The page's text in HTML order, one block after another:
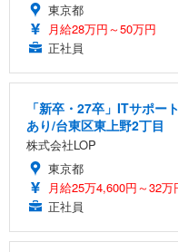
東京都
月給28万円～50万円
正社員
「新卒・27卒」ITサポー
あり/台東区東上野2丁目
株式会社LOP
東京都
月給25万4,600円～32万
正社員